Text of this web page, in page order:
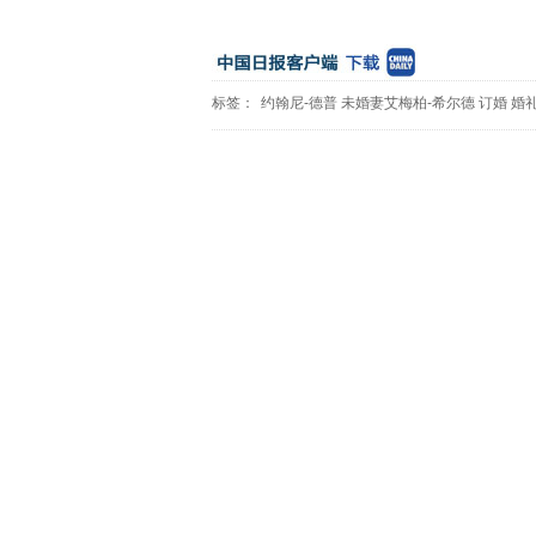
标签： 约翰尼-德普 未婚妻艾梅柏-希尔德 订婚 婚